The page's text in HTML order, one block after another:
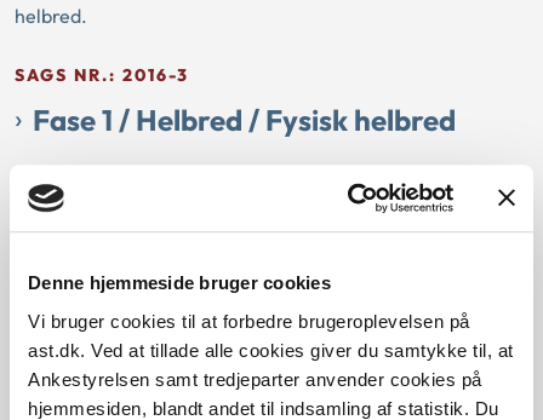
Denne hjemmeside bruger cookies
Vi bruger cookies til at forbedre brugeroplevelsen på
ast.dk. Ved at tillade alle cookies giver du samtykke til, at
Ankestyrelsen samt tredjeparter anvender cookies på
hjemmesiden, blandt andet til indsamling af statistik. Du
helbred.
SAGS NR.: 2016-3
Fase 1 / Helbred / Fysisk helbred
Fase 1
ansøgerpar som adoptanter på grund af den ene ansøgers
helbredsmæssige forhold.
SAGS NR.: 2016-2